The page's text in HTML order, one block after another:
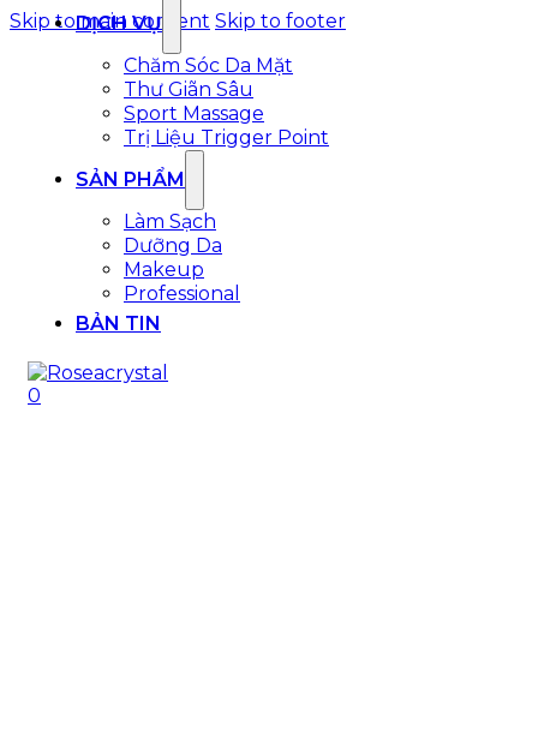
Skip to main content Skip to footer
DỊCH VỤ
Chăm Sóc Da Mặt
Thư Giãn Sâu
Sport Massage
Trị Liệu Trigger Point
SẢN PHẨM
Làm Sạch
Dưỡng Da
Makeup
Professional
BẢN TIN
0